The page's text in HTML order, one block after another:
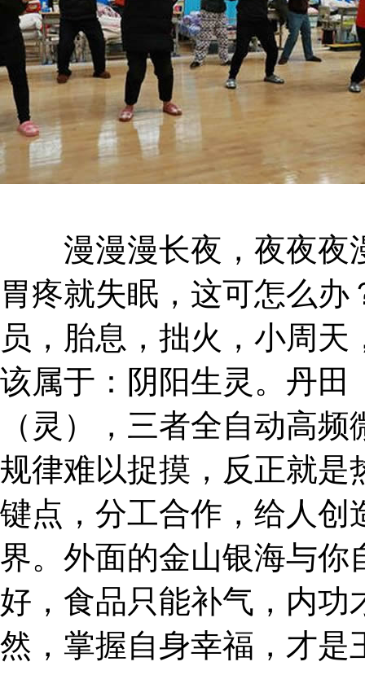
漫漫漫长夜，夜夜夜
胃疼就失眠，这可怎么
员，胎息，拙火，小周
该属于：阴阳生灵。丹田
（灵），三者全自动高
规律难以捉摸，反正就是
键点，分工合作，给人创
界。外面的金山银海与你
好，食品只能补气，内功
然，掌握自身幸福，才是